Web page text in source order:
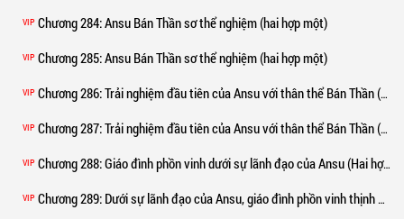
VIP Chương 284: Ansu Bán Thần sơ thể nghiệm (hai hợp một)
VIP Chương 285: Ansu Bán Thần sơ thể nghiệm (hai hợp một)
VIP Chương 286: Trải nghiệm đầu tiên của Ansu với thân thể Bán Thần (Hợp nhất hai phần)
VIP Chương 287: Trải nghiệm đầu tiên của Ansu với thân thể Bán Thần (Hợp nhất hai phần)
VIP Chương 288: Giáo đình phồn vinh dưới sự lãnh đạo của Ansu (Hai hợp một)
VIP Chương 289: Dưới sự lãnh đạo của Ansu, giáo đình phồn vinh thịnh vượng (Hai hợp một)